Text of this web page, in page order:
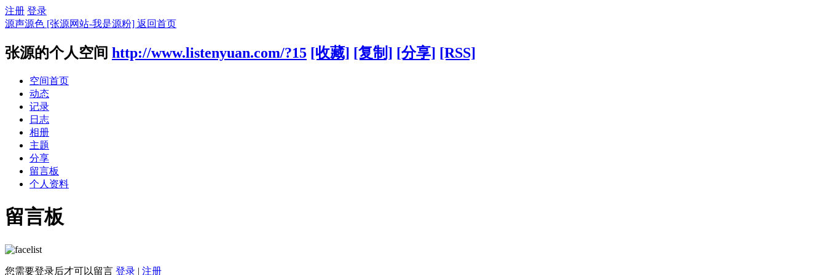
注册 登录
源声源色 [张源网站-我是源粉] 返回首页
张源的个人空间 http://www.listenyuan.com/?15 [收藏] [复制] [分享] [RSS]
空间首页
动态
记录
日志
相册
主题
分享
留言板
个人资料
留言板
您需要登录后才可以留言 登录 | 注册